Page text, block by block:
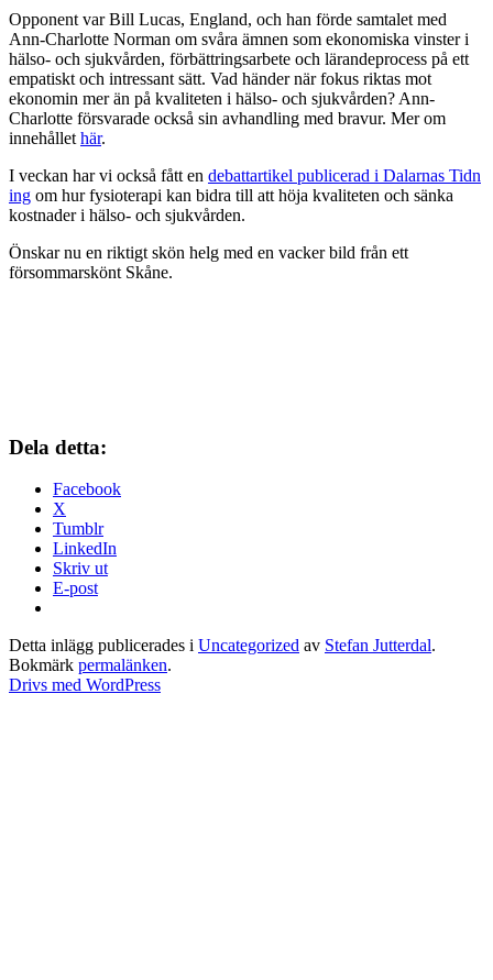
Opponent var Bill Lucas, England, och han förde samtalet med
Ann-Charlotte Norman om svåra ämnen som ekonomiska vinster i
hälso- och sjukvården, förbättringsarbete och lärandeprocess på ett
empatiskt och intressant sätt. Vad händer när fokus riktas mot
ekonomin mer än på kvaliteten i hälso- och sjukvården? Ann-
Charlotte försvarade också sin avhandling med bravur. Mer om
innehållet här.
I veckan har vi också fått en debattartikel publicerad i Dalarnas Tidn
ing om hur fysioterapi kan bidra till att höja kvaliteten och sänka
kostnader i hälso- och sjukvården.
Önskar nu en riktigt skön helg med en vacker bild från ett
försommarskönt Skåne.
Dela detta:
Facebook
X
Tumblr
LinkedIn
Skriv ut
E-post
Detta inlägg publicerades i Uncategorized av Stefan Jutterdal.
Bokmärk permalänken.
Drivs med WordPress